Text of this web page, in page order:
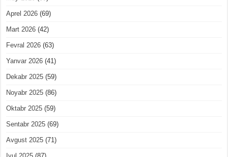
Aprel 2026 (69)
Mart 2026 (42)
Fevral 2026 (63)
Yanvar 2026 (41)
Dekabr 2025 (59)
Noyabr 2025 (86)
Oktabr 2025 (59)
Sentabr 2025 (69)
Avgust 2025 (71)